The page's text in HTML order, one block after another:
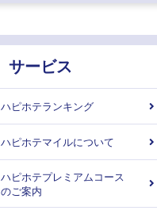
サービス
ハピホテランキング
ハピホテマイルについて
ハピホテプレミアムコース
のご案内